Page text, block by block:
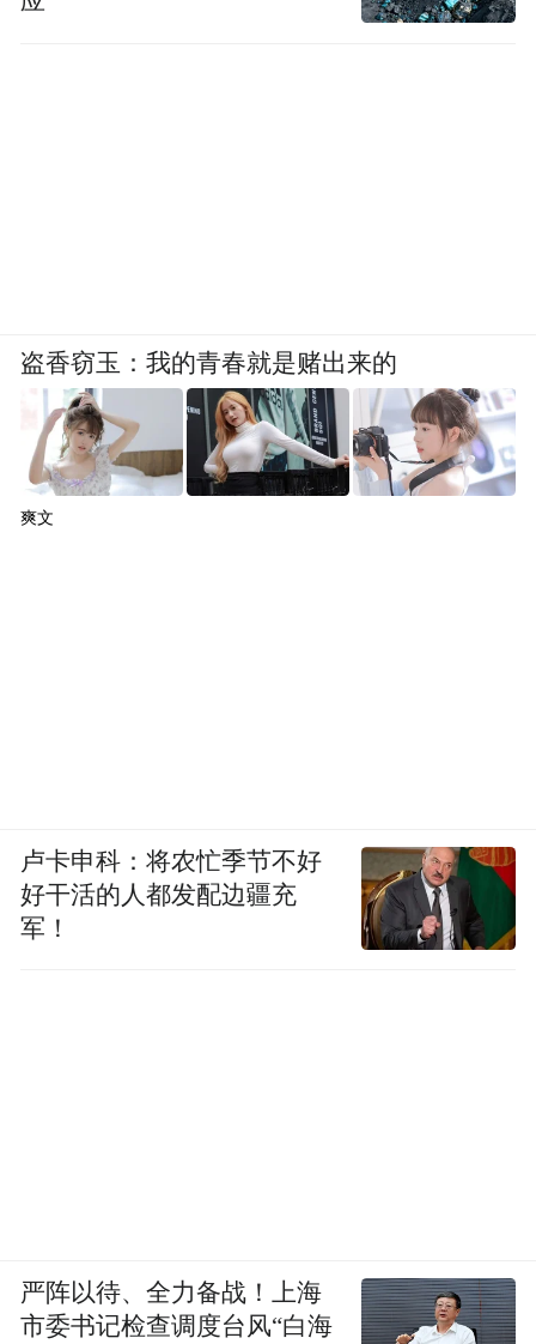
盗香窃玉：我的青春就是赌出来的
爽文
卢卡申科：将农忙季节不好
好干活的人都发配边疆充
军！
严阵以待、全力备战！上海
市委书记检查调度台风“白海